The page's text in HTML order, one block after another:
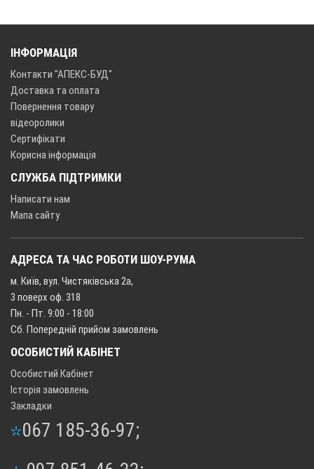
ІНФОРМАЦІЯ
Контакти "АПЕКС-БУД"
Доставка та оплата
Повернення товару
відеоролики
Сертифікати
Корисна інформація
СЛУЖБА ПІДТРИМКИ
Написати нам
Мапа сайту
АДРЕСА ТА ЧАС РОБОТИ ШОУ-РУМА
м. Київ, вул. Чистяківська 2а,
3 поверх оф. 318
Пн. - Пт. 9:00 - 18:00
Сб. Попередній прийом замовлень
ОСОБИСТИЙ КАБІНЕТ
Особистий Кабінет
Історія замовлень
Закладки
067 185-36-97;